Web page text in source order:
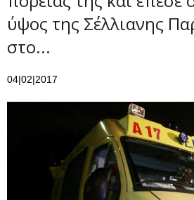
ύψος της Σέλλιανης
στο...
04|02|2017